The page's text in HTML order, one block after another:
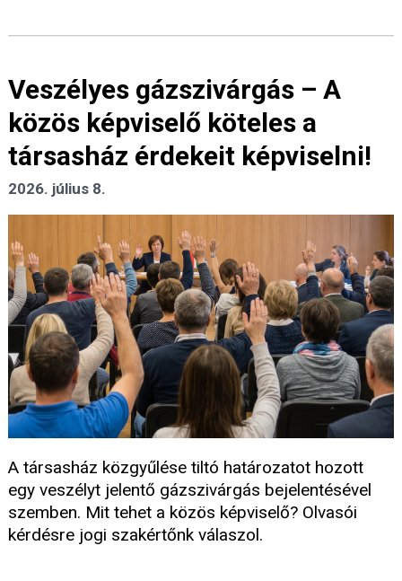
Veszélyes gázszivárgás – A
közös képviselő köteles a
társasház érdekeit képviselni!
2026. július 8.
A társasház közgyűlése tiltó határozatot hozott
egy veszélyt jelentő gázszivárgás bejelentésével
szemben. Mit tehet a közös képviselő? Olvasói
kérdésre jogi szakértőnk válaszol.